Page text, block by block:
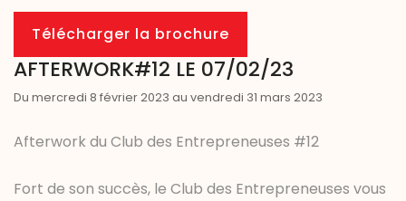
Télécharger la brochure
AFTERWORK#12 LE 07/02/23
Du mercredi 8 février 2023 au vendredi 31 mars 2023
Afterwork du Club des Entrepreneuses #12
Fort de son succès, le Club des Entrepreneuses vous